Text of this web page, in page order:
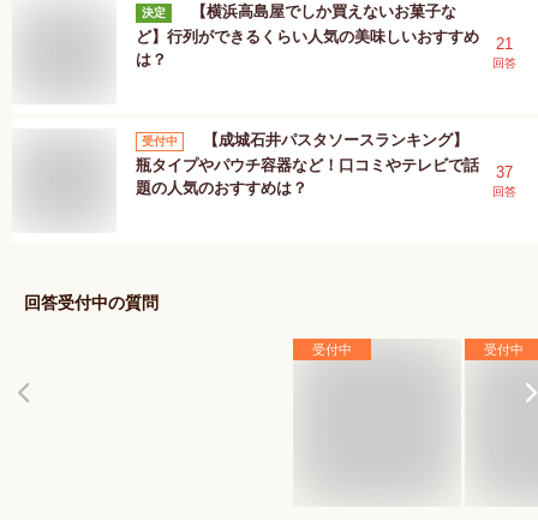
決定
【横浜高島屋でしか買えないお菓子な
ど】行列ができるくらい人気の美味しいおすすめ
は？
21
回答
受付中
【成城石井パスタソースランキング】
瓶タイプやパウチ容器など！口コミやテレビで話
題の人気のおすすめは？
37
回答
回答受付中の質問
受付中 受付中